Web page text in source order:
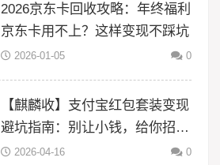
2026京东卡回收攻略：年终福利
京东卡用不上？这样变现不踩坑
2026-01-05 0
【麒麟收】支付宝红包套装变现
避坑指南：别让小钱，给你招来
大风险
2026-04-16 0